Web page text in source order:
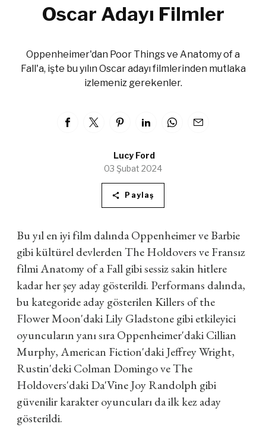
Oscar Adayı Filmler
Oppenheimer'dan Poor Things ve Anatomy of a
Fall'a, işte bu yılın Oscar adayı filmlerinden mutlaka
izlemeniz gerekenler.
Lucy Ford
03 Şubat 2024
Paylaş
Bu yıl en iyi film dalında Oppenheimer ve Barbie
gibi kültürel devlerden The Holdovers ve Fransız
filmi Anatomy of a Fall gibi sessiz sakin hitlere
kadar her şey aday gösterildi. Performans dalında,
bu kategoride aday gösterilen Killers of the
Flower Moon'daki Lily Gladstone gibi etkileyici
oyuncuların yanı sıra Oppenheimer'daki Cillian
Murphy, American Fiction'daki Jeffrey Wright,
Rustin'deki Colman Domingo ve The
Holdovers'daki Da'Vine Joy Randolph gibi
güvenilir karakter oyuncuları da ilk kez aday
gösterildi.